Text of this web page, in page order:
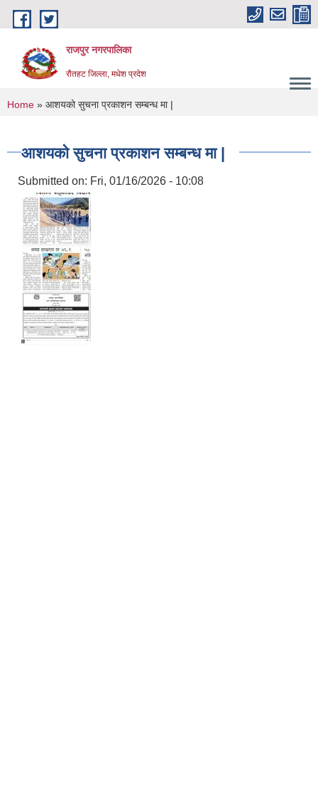
Skip to main content
राजपुर नगरपालिका
रौतहट जिल्ला, मधेश प्रदेश
You are here
Home » आशयको सुचना प्रकाशन सम्बन्ध मा |
आशयको सुचना प्रकाशन सम्बन्ध मा |
Submitted on: Fri, 01/16/2026 - 10:08